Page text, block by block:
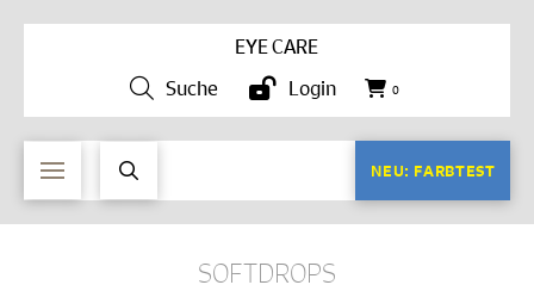
EYE CARE
Suche
Login 0
NEU: FARBTEST
SOFTDROPS